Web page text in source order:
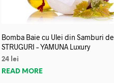
Bomba Baie cu Ulei din Samburi de
STRUGURI – YAMUNA Luxury
24 lei
READ MORE